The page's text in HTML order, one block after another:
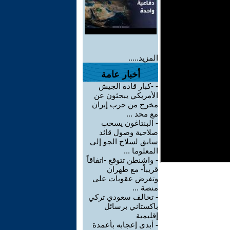
المزيد.....
أخبار عامة
- -كبار قادة الجيش
الأمريكي يبحثون عن
مخرج من حرب إيران
مع محد ...
- البنتاغون يسحب
صلاحية وصول قائد
سابق لسلاح الجو إلى
المعلوما ...
- واشنطن تتوقع -اتفاقاً
قريباً- مع طهران
وتفرض عقوبات على
منصة ...
- تحالف سعودي تركي
باكستاني برسائل
إقليمية
- أبدى إعجابه بأعمدة